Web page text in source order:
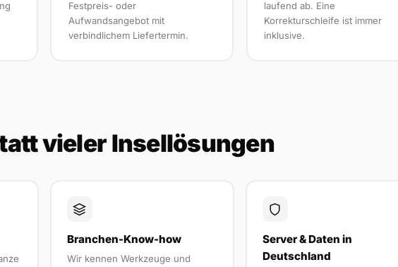
Festpreis- oder
Aufwandsangebot mit
verbindlichem Liefertermin.
laufend ab. Eine
Korrekturschleife ist immer
inklusive.
vieler Insellösungen
Branchen-Know-how
Wir kennen Werkzeuge und
Server & Daten in
Deutschland